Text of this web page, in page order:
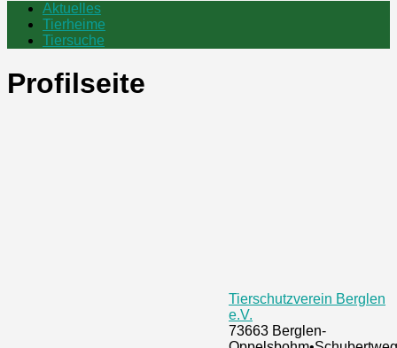
Aktuelles
Tierheime
Tiersuche
Profilseite
Tierschutzverein Berglen
e.V.
73663 Berglen-